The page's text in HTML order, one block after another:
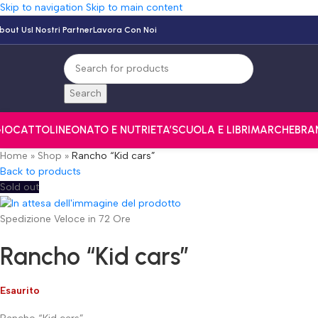
Skip to navigation Skip to main content
UsI Nostri PartnerLavora Con Noi
Search
NEONATO E NUTRIETA’SCUOLA E LIBRIMARCHE
Home » Shop » Rancho “Kid cars”
Back to products
Sold out
Spedizione Veloce in 72 Ore
Rancho “Kid cars”
Esaurito